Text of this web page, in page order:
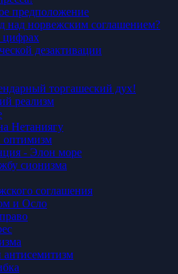
предположение
над норвежским соглашением?
дезактивации
торгашеский дух!
реализм
Нетаниягу
оптимизм
- Элон море
сионизма
соглашения
и Осло
антисемитизм